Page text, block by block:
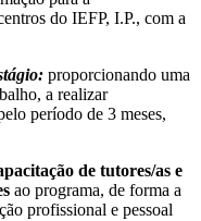
do IEFP, I.P., com a
proporcionando uma
a realizar
período de 3 meses,
de tutores/as e
ao programa, de forma a
profissional e pessoal